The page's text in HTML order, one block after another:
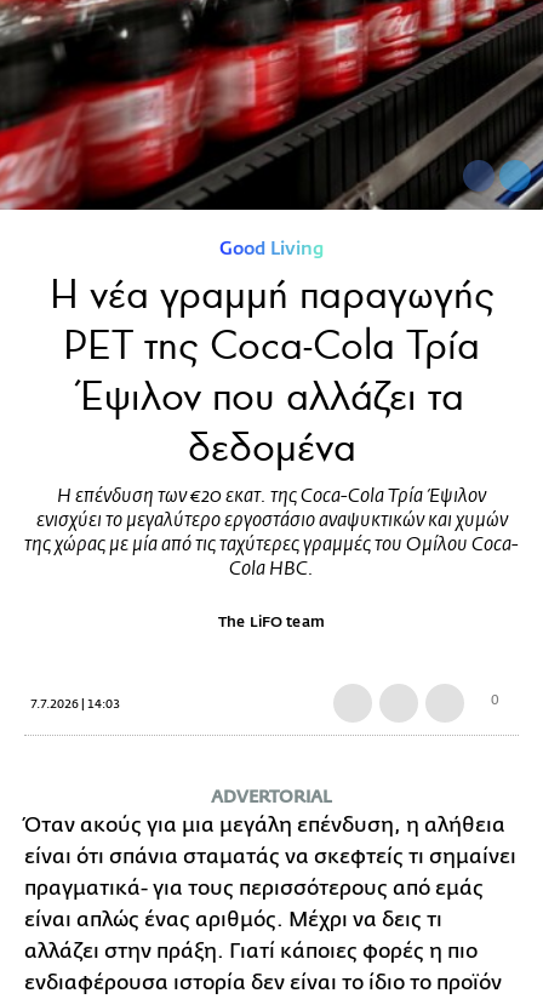
Good Living
Η νέα γραμμή παραγωγής
PET της Coca-Cola Τρία
Έψιλον που αλλάζει τα
δεδομένα
Η επένδυση των €20 εκατ. της Coca-Cola Τρία Έψιλον
ενισχύει το μεγαλύτερο εργοστάσιο αναψυκτικών και χυμών
της χώρας με μία από τις ταχύτερες γραμμές του Ομίλου Coca-
Cola HBC.
The LiFO team
7.7.2026 | 14:03 0
ADVERTORIAL
Όταν ακούς για μια μεγάλη επένδυση, η αλήθεια
είναι ότι σπάνια σταματάς να σκεφτείς τι σημαίνει
πραγματικά- για τους περισσότερους από εμάς
είναι απλώς ένας αριθμός. Μέχρι να δεις τι
αλλάζει στην πράξη. Γιατί κάποιες φορές η πιο
ενδιαφέρουσα ιστορία δεν είναι το ίδιο το προϊόν